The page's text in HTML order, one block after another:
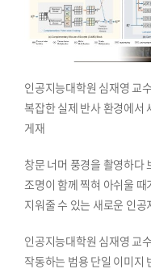
인공지능대학원 심재영 교
복잡한 실제 반사 환경에서
게재
창문 너머 풍경을 촬영하다
조명이 함께 찍혀 아쉬울 때
지워줄 수 있는 새로운 인공
인공지능대학원 심재영 교
작동하는 범용 단일 이미지